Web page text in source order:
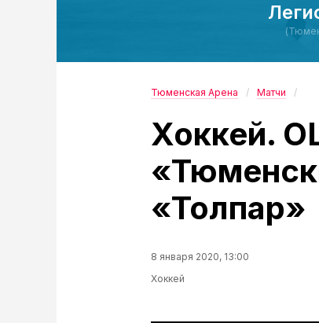
Тюменская Арена Матчи
Хоккей.
«Толпар»
8 января 2020, 13:00
Хоккей